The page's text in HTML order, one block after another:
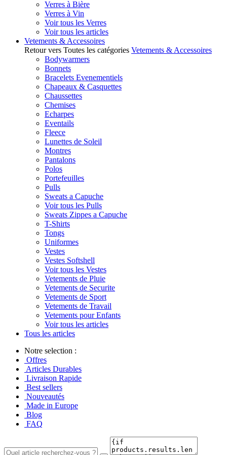
Verres à Bière
Verres à Vin
Voir tous les Verres
Voir tous les articles
Vetements & Accessoires
Retour vers Toutes les catégories Vetements & Accessoires
Bodywarmers
Bonnets
Bracelets Evenementiels
Chapeaux & Casquettes
Chaussettes
Chemises
Echarpes
Eventails
Fleece
Lunettes de Soleil
Montres
Pantalons
Polos
Portefeuilles
Pulls
Sweats a Capuche
Voir tous les Pulls
Sweats Zippes a Capuche
T-Shirts
Tongs
Uniformes
Vestes
Vestes Softshell
Voir tous les Vestes
Vetements de Pluie
Vetements de Securite
Vetements de Sport
Vetements de Travail
Vetements pour Enfants
Voir tous les articles
Tous les articles
Notre selection :
Offres
Articles Durables
Livraison Rapide
Best sellers
Nouveautés
Made in Europe
Blog
FAQ